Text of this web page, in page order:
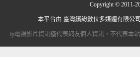
Copyright © 2011-
本平台由 臺灣繽紛數位多媒體有限公
ip電視影片資訊僅代表網友個人資訊，不代表本